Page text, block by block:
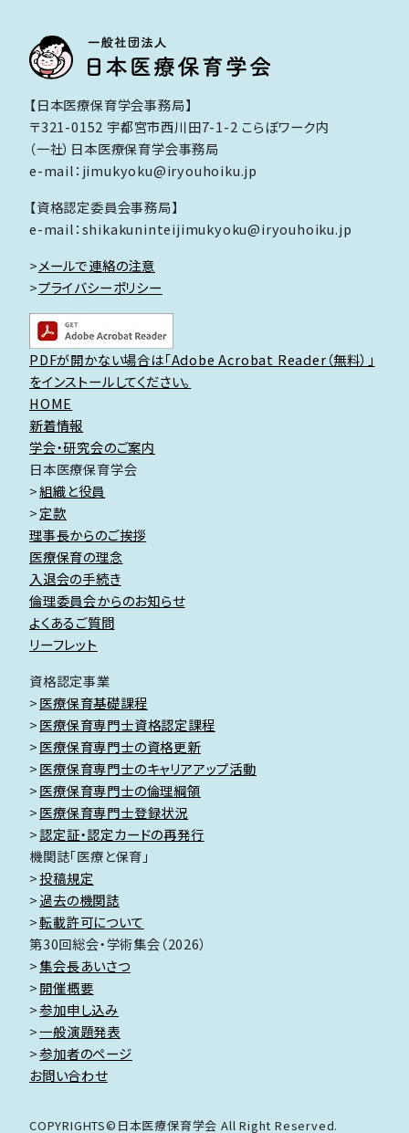
【日本医療保育学会事務局】
〒321-0152 宇都宮市西川田7-1-2 こらぼワーク内
（一社）日本医療保育学会事務局
e-mail：jimukyoku@iryouhoiku.jp
【資格認定委員会事務局】
e-mail：shikakuninteijimukyoku@iryouhoiku.jp
>メールで連絡の注意
>プライバシーポリシー
PDFが開かない場合は「Adobe Acrobat Reader（無料）」
をインストールしてください。
HOME
新着情報
学会・研究会のご案内
日本医療保育学会
組織と役員
定款
理事長からのご挨拶
医療保育の理念
入退会の手続き
倫理委員会からのお知らせ
よくあるご質問
リーフレット
資格認定事業
医療保育基礎課程
医療保育専門士資格認定課程
医療保育専門士の資格更新
医療保育専門士のキャリアアップ活動
医療保育専門士の倫理綱領
医療保育専門士登録状況
認定証・認定カードの再発行
機関誌「医療と保育」
投稿規定
過去の機関誌
転載許可について
第30回総会・学術集会（2026）
集会長あいさつ
開催概要
参加申し込み
一般演題発表
参加者のページ
お問い合わせ
COPYRIGHTS©日本医療保育学会 All Right Reserved.